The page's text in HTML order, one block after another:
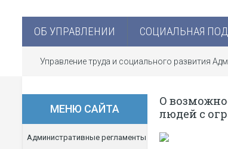
ОБ УПРАВЛЕНИИ СОЦИАЛЬНАЯ
Управление труда и социального развития
МЕНЮ САЙТА
Административные регламенты
О
людей с